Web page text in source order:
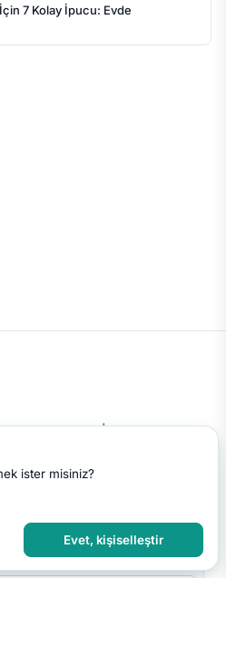
İçin 7 Kolay İpucu: Evde
sen yap!
ister misiniz?
Evet, kişiselleştir